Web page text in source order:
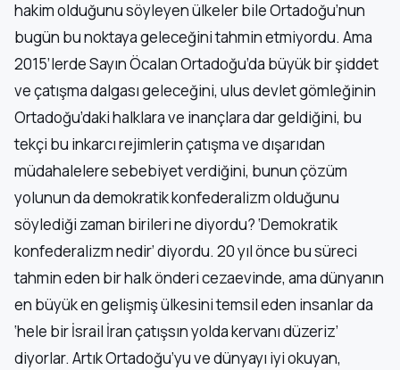
hakim olduğunu söyleyen ülkeler bile Ortadoğu’nun
bugün bu noktaya geleceğini tahmin etmiyordu. Ama
2015’lerde Sayın Öcalan Ortadoğu’da büyük bir şiddet
ve çatışma dalgası geleceğini, ulus devlet gömleğinin
Ortadoğu’daki halklara ve inançlara dar geldiğini, bu
tekçi bu inkarcı rejimlerin çatışma ve dışarıdan
müdahalelere sebebiyet verdiğini, bunun çözüm
yolunun da demokratik konfederalizm olduğunu
söylediği zaman birileri ne diyordu? ‘Demokratik
konfederalizm nedir’ diyordu. 20 yıl önce bu süreci
tahmin eden bir halk önderi cezaevinde, ama dünyanın
en büyük en gelişmiş ülkesini temsil eden insanlar da
‘hele bir İsrail İran çatışsın yolda kervanı düzeriz’
diyorlar. Artık Ortadoğu’yu ve dünyayı iyi okuyan,